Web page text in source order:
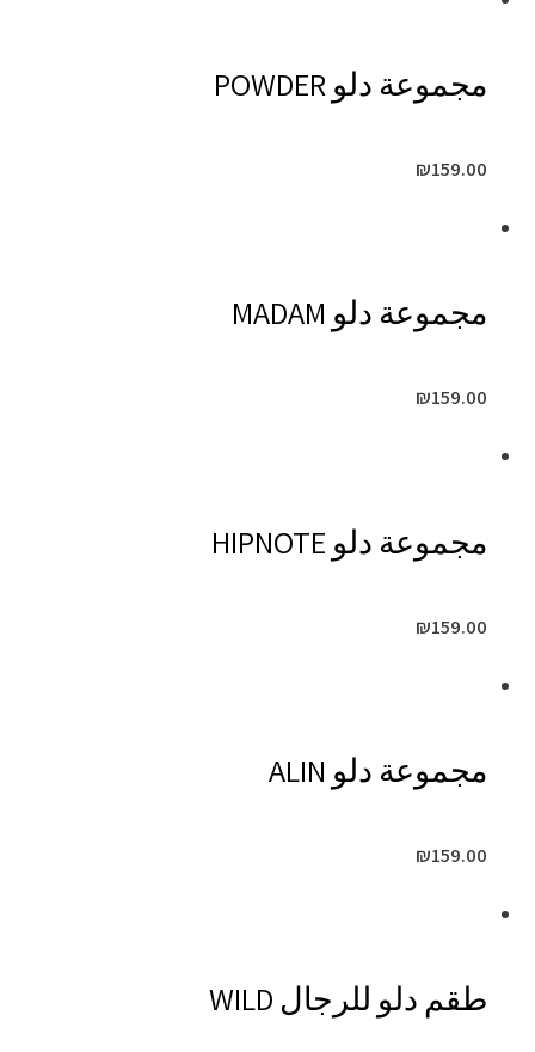
مجموعة دلو POWDER
₪159.00
مجموعة دلو MADAM
₪159.00
مجموعة دلو HIPNOTE
₪159.00
مجموعة دلو ALIN
₪159.00
طقم دلو للرجال WILD